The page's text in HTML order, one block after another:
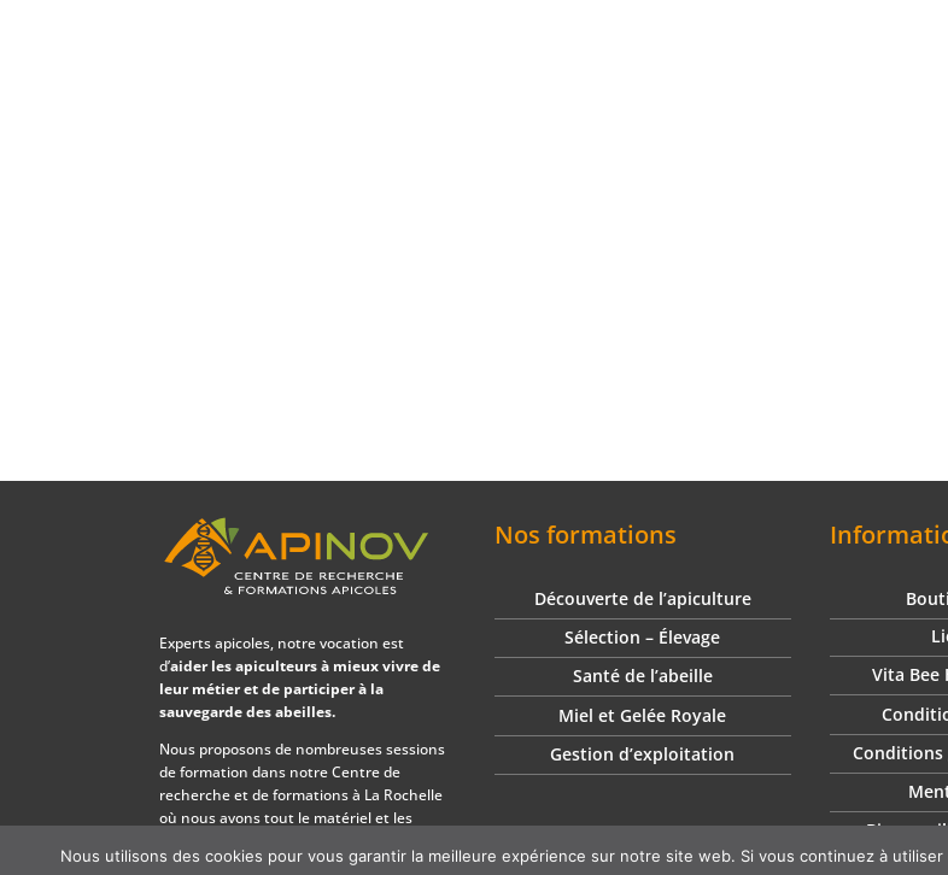
Experts apicoles, notre vocation est
d’aider les apiculteurs à mieux vivre de
leur métier et de participer à la
sauvegarde des abeilles.
Nous proposons de nombreuses sessions
de formation dans notre Centre de
recherche et de formations à La Rochelle
où nous avons tout le matériel et les
Nos formations
Découverte de l’apiculture
Sélection – Élevage
Santé de l’abeille
Miel et Gelée Royale
Gestion d’exploitation
Vita Bee
Conditions
Nous utilisons des cookies pour vous garantir la meilleure expérience sur notre site web. Si vous continuez à